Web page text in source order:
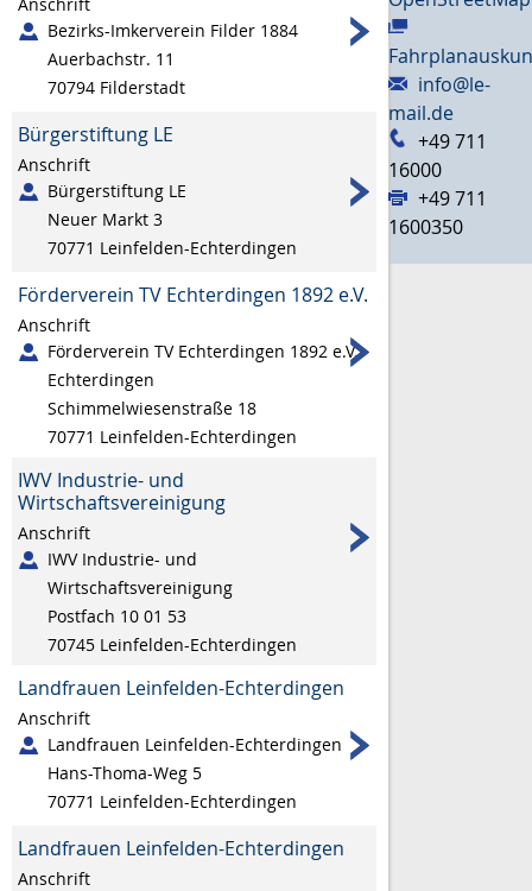
Bezirks-Imkerverein Filder 1884
Auerbachstr. 11
70794 Filderstadt
Bürgerstiftung LE
Anschrift
Bürgerstiftung LE
Neuer Markt 3
70771 Leinfelden-Echterdingen
Förderverein TV Echterdingen 1892 e.V.
Anschrift
Förderverein TV Echterdingen 1892 e.V.
Echterdingen
Schimmelwiesenstraße 18
70771 Leinfelden-Echterdingen
IWV Industrie- und
Wirtschaftsvereinigung
Anschrift
IWV Industrie- und
Wirtschaftsvereinigung
Postfach 10 01 53
70745 Leinfelden-Echterdingen
Landfrauen Leinfelden-Echterdingen
Anschrift
Landfrauen Leinfelden-Echterdingen
Hans-Thoma-Weg 5
70771 Leinfelden-Echterdingen
Landfrauen Leinfelden-Echterdingen
Anschrift
info@le-
mail.de
+49 711
16000
+49 711
1600350